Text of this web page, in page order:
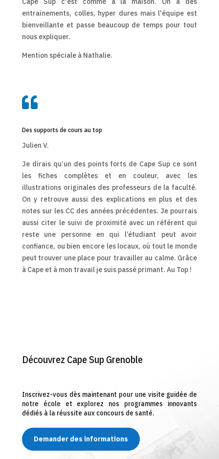
entrainements, colles, hyper dures mais l'équipe est
bienveillante et passe beaucoup de temps pour tout
nous expliquer.
Mention spéciale à Nathalie.

Des supports de cours au top
Julien V.
Je dirais qu’un des points forts de Cape Sup ce sont
les fiches complètes et en couleur, avec les
illustrations originales des professeurs de la faculté.
On y retrouve aussi des explications en plus et des
notes sur les CC des années précédentes. Je pourrais
aussi citer le suivi de proximité avec un référent qui
reste une personne en qui l’étudiant peut avoir
confiance, ou bien encore les locaux, où tout le monde
peut trouver une place pour travailler au calme. Grâce
à Cape et à mon travail je suis passé primant. Au Top !
Découvrez Cape Sup Grenoble
Inscrivez-vous dès maintenant pour une visite guidée de
notre école et explorez nos programmes innovants
dédiés à la réussite aux concours de santé.
Demander des informations